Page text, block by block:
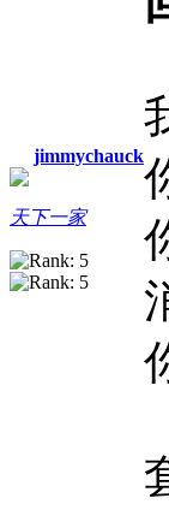
jimmychauck
天下一家